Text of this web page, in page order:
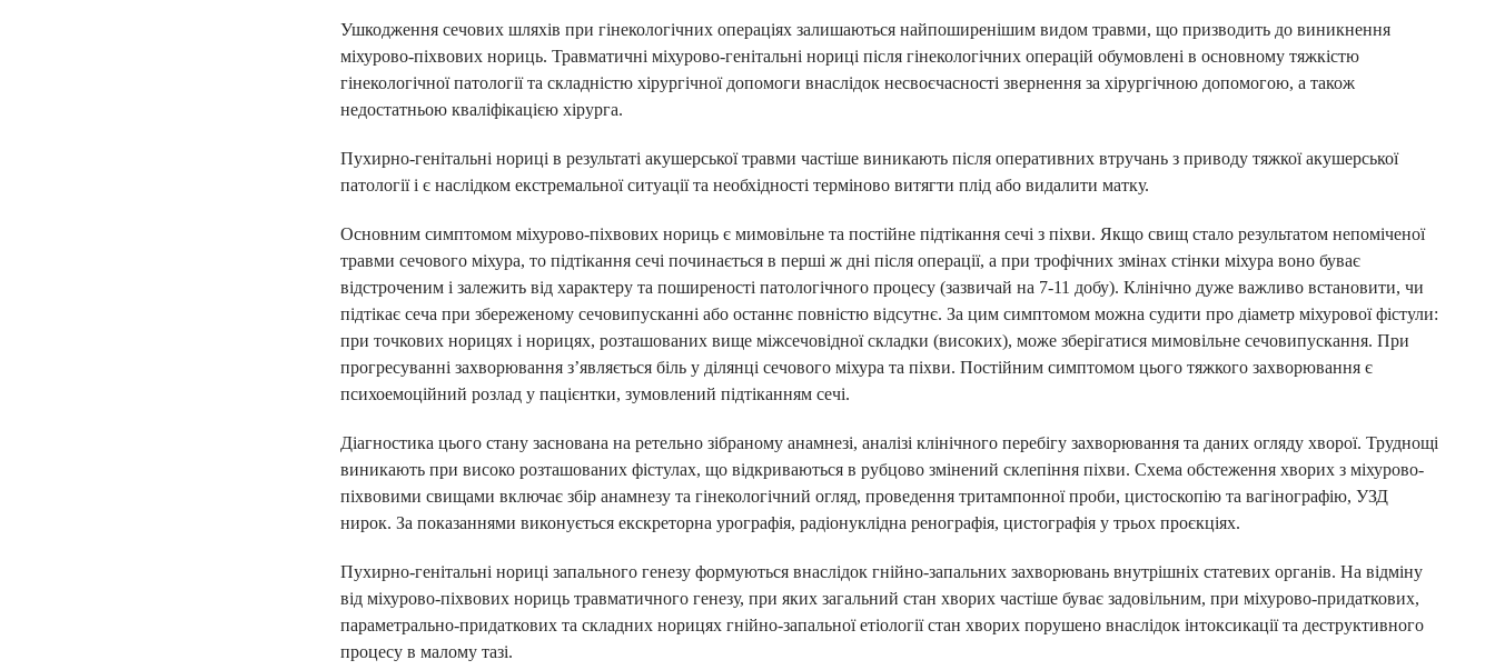
Ушкодження сечових шляхів при гінекологічних операціях залишаються найпоширенішим видом травми, що призводить до виникнення
міхурово-піхвових нориць. Травматичні міхурово-генітальні нориці після гінекологічних операцій обумовлені в основному тяжкістю
гінекологічної патології та складністю хірургічної допомоги внаслідок несвоєчасності звернення за хірургічною допомогою, а також
недостатньою кваліфікацією хірурга.
Пухирно-генітальні нориці в результаті акушерської травми частіше виникають після оперативних втручань з приводу тяжкої акушерської
патології і є наслідком екстремальної ситуації та необхідності терміново витягти плід або видалити матку.
Основним симптомом міхурово-піхвових нориць є мимовільне та постійне підтікання сечі з піхви. Якщо свищ стало результатом непоміченої
травми сечового міхура, то підтікання сечі починається в перші ж дні після операції, а при трофічних змінах стінки міхура воно буває
відстроченим і залежить від характеру та поширеності патологічного процесу (зазвичай на 7-11 добу). Клінічно дуже важливо встановити, чи
підтікає сеча при збереженому сечовипусканні або останнє повністю відсутнє. За цим симптомом можна судити про діаметр міхурової фістули:
при точкових норицях і норицях, розташованих вище міжсечовідної складки (високих), може зберігатися мимовільне сечовипускання. При
прогресуванні захворювання з’являється біль у ділянці сечового міхура та піхви. Постійним симптомом цього тяжкого захворювання є
психоемоційний розлад у пацієнтки, зумовлений підтіканням сечі.
Діагностика цього стану заснована на ретельно зібраному анамнезі, аналізі клінічного перебігу захворювання та даних огляду хворої. Труднощі
виникають при високо розташованих фістулах, що відкриваються в рубцово змінений склепіння піхви. Схема обстеження хворих з міхурово-
піхвовими свищами включає збір анамнезу та гінекологічний огляд, проведення тритампонної проби, цистоскопію та вагінографію, УЗД
нирок. За показаннями виконується екскреторна урографія, радіонуклідна ренографія, цистографія у трьох проєкціях.
Пухирно-генітальні нориці запального генезу формуються внаслідок гнійно-запальних захворювань внутрішніх статевих органів. На відміну
від міхурово-піхвових нориць травматичного генезу, при яких загальний стан хворих частіше буває задовільним, при міхурово-придаткових,
параметрально-придаткових та складних норицях гнійно-запальної етіології стан хворих порушено внаслідок інтоксикації та деструктивного
процесу в малому тазі.
ПІДПИШИ ДЕКЛАРАЦІЮ З СІМЕЙНИМ
ЛІКАРЕМ ТА ОТРИМАЙ БЕЗОПЛАТНО:
консультації сімейного лікаря, педіатра, терапевта
базові аналізи
довідки та лікарняні
електронні направлення
вакцинацію та інше